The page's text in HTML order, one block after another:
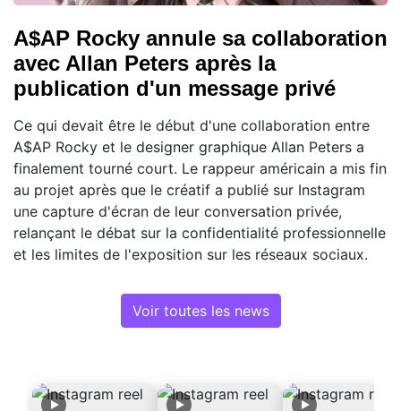
A$AP Rocky annule sa collaboration
avec Allan Peters après la
publication d'un message privé
Ce qui devait être le début d'une collaboration entre
A$AP Rocky et le designer graphique Allan Peters a
finalement tourné court. Le rappeur américain a mis fin
au projet après que le créatif a publié sur Instagram
une capture d'écran de leur conversation privée,
relançant le débat sur la confidentialité professionnelle
et les limites de l'exposition sur les réseaux sociaux.
Voir toutes les news